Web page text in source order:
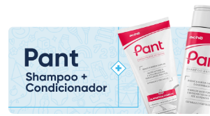
Promoção em Destaque